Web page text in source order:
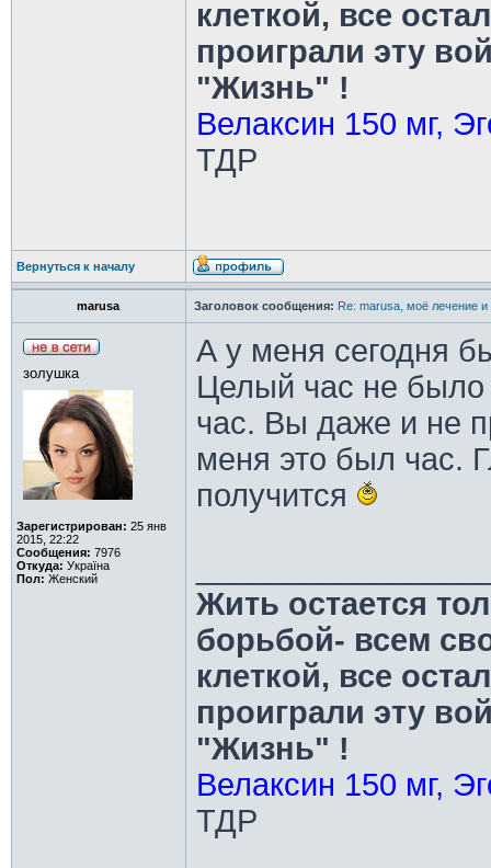
клеткой, все
проиграли эту
"Жизнь" !
Велаксин 150 мг,
ТДР
Вернуться к началу
marusa Заголовок сообщения: Re: marusa, моё лечение и
золушка
Зарегистрирован: 25 янв
2015, 22:22
Сообщения: 7976
Откуда: Україна
Пол: Женский
А у меня сегодня
Целый час не
час. Вы даже и не
меня это был час.
получится
Жить остается
борьбой- всем
клеткой, все
проиграли эту
"Жизнь" !
Велаксин 150 мг,
ТДР